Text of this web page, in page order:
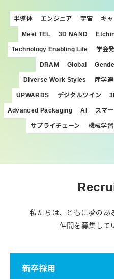
半導体 エンジニア 宇宙 キ
Meet TEL 3D NAND
Technology Enabling Life 学会
DRAM Global
Diverse Work Styles 産学
UPWARDS デジタルツイン
Advanced Packaging AI スマ
サプライチェーン 機械学習
私たちは、ともに夢のあ
仲間を募集して
新卒採用
別タブで開く